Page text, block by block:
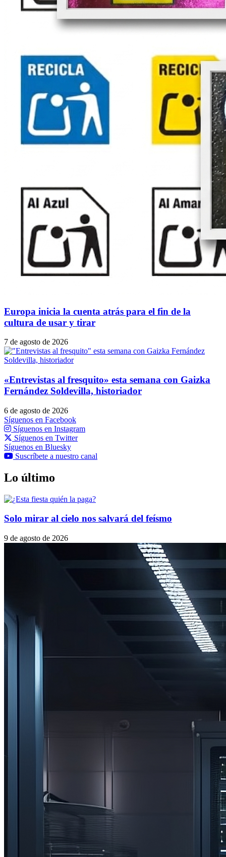
Europa inicia la cuenta atrás para el fin de la
cultura de usar y tirar
7 de agosto de 2026
«Entrevistas al fresquito» esta semana con Gaizka
Fernández Soldevilla, historiador
6 de agosto de 2026
Síguenos en Facebook
Síguenos en Instagram
Síguenos en Twitter
Síguenos en Bluesky
Suscríbete a nuestro canal
Lo último
Solo mirar al cielo nos salvará del feísmo
9 de agosto de 2026